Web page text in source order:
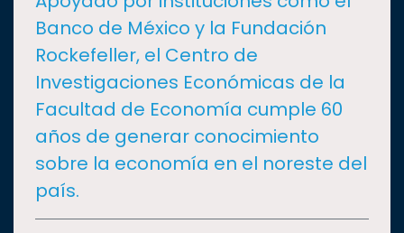
I+D+IEXPERTOS
SALUD
SUSTENTABILIDAD
TEMAS
Banco de México y la Fundación
Rockefeller, el Centro de
Investigaciones Económicas de la
Facultad de Economía cumple 60
años de generar conocimiento
sobre la economía en el noreste del
país.